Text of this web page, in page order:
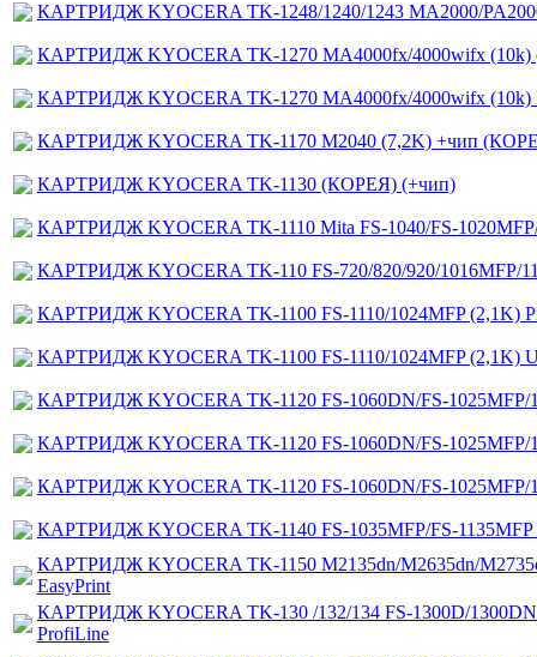
КАРТРИДЖ KYOCERA TK-1248/1240/1243 MA2000/
КАРТРИДЖ KYOCERA TK-1270 MA4000fx/4000wifx (10k)
КАРТРИДЖ KYOCERA TK-1270 MA4000fx/4000wifx (10k)
КАРТРИДЖ KYOCERA TK-1170 M2040 (7,2K) +чип
КАРТРИДЖ KYOCERA TK-1130 (КОРЕЯ) (+чип)
КАРТРИДЖ KYOCERA TK-1110 Mita FS-1040/FS-
КАРТРИДЖ KYOCERA TK-110 FS-720/820/920/1016MFP/
КАРТРИДЖ KYOCERA TK-1100 FS-1110/1024MFP (2,1K)
КАРТРИДЖ KYOCERA TK-1100 FS-1110/1024MFP (2,1K)
КАРТРИДЖ KYOCERA TK-1120 FS-1060DN/FS-1025MFP/
КАРТРИДЖ KYOCERA TK-1120 FS-1060DN/FS-1025MFP/
КАРТРИДЖ KYOCERA TK-1120 FS-1060DN/FS-1025MFP/
КАРТРИДЖ KYOCERA TK-1140 FS-1035MFP/FS-
КАРТРИДЖ KYOCERA TK-1150 M2135dn/M2635dn/
EasyPrint
КАРТРИДЖ KYOCERA TK-130 /132/134 FS-1300D/1300DN/
ProfiLine